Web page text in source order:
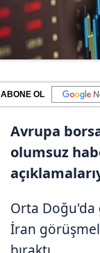
ABONE OL
Avrupa
olumsuz
Orta
İran